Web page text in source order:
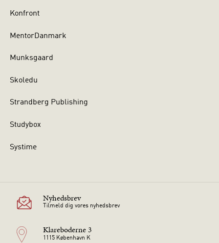
Konfront
MentorDanmark
Munksgaard
Skoledu
Strandberg Publishing
Studybox
Systime
Nyhedsbrev
Tilmeld dig vores nyhedsbrev
Klareboderne 3
1115 København K